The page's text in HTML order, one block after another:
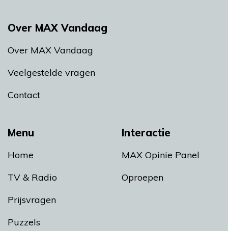
Menu
Home
TV & Radio
Prijsvragen
Puzzels
Interactie
MAX Opinie Panel
Oproepen
Over MAX Vandaag
Over MAX Vandaag
Veelgestelde vragen
Contact